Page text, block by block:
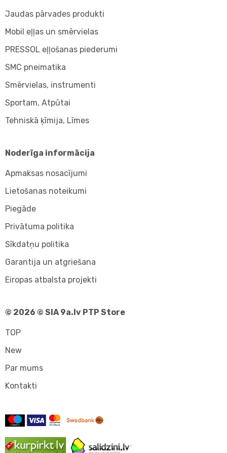
Jaudas pārvades produkti
Mobil eļļas un smērvielas
PRESSOL eļļošanas piederumi
SMC pneimatika
Smērvielas, instrumenti
Sportam, Atpūtai
Tehniskā ķīmija, Līmes
Noderīga informācija
Apmaksas nosacījumi
Lietošanas noteikumi
Piegāde
Privātuma politika
Sīkdatņu politika
Garantija un atgriešana
Eiropas atbalsta projekti
© 2026 © SIA 9a.lv PTP Store
TOP
New
Par mums
Kontakti